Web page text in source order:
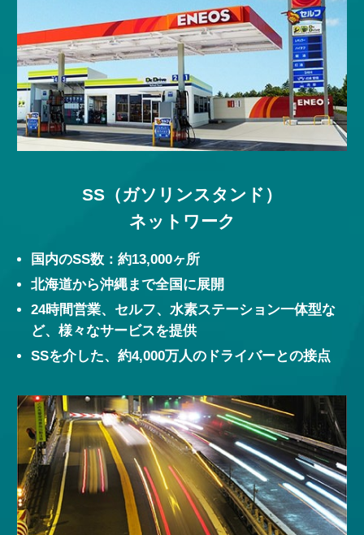
SS（ガソリンスタンド）
ネットワーク
国内のSS数：約13,000ヶ所
北海道から沖縄まで全国に展開
24時間営業、セルフ、水素ステーション一体型な
ど、様々なサービスを提供
SSを介した、約4,000万人のドライバーとの接点